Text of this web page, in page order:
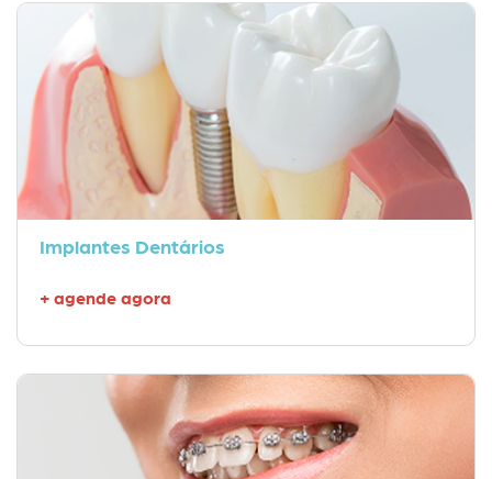
Implantes Dentários
+ agende agora